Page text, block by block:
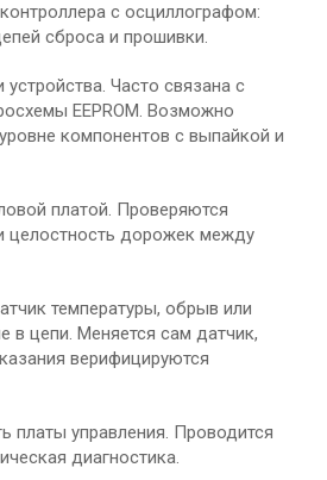
с осциллографом:
сброса и прошивки.
Часто связана с
EEPROM. Возможно
компонентов с выпайкой и
платой. Проверяются
целостность дорожек между
температуры, обрыв или
в цепи. Меняется сам датчик,
верифицируются
платы управления. Проводится
диагностика.